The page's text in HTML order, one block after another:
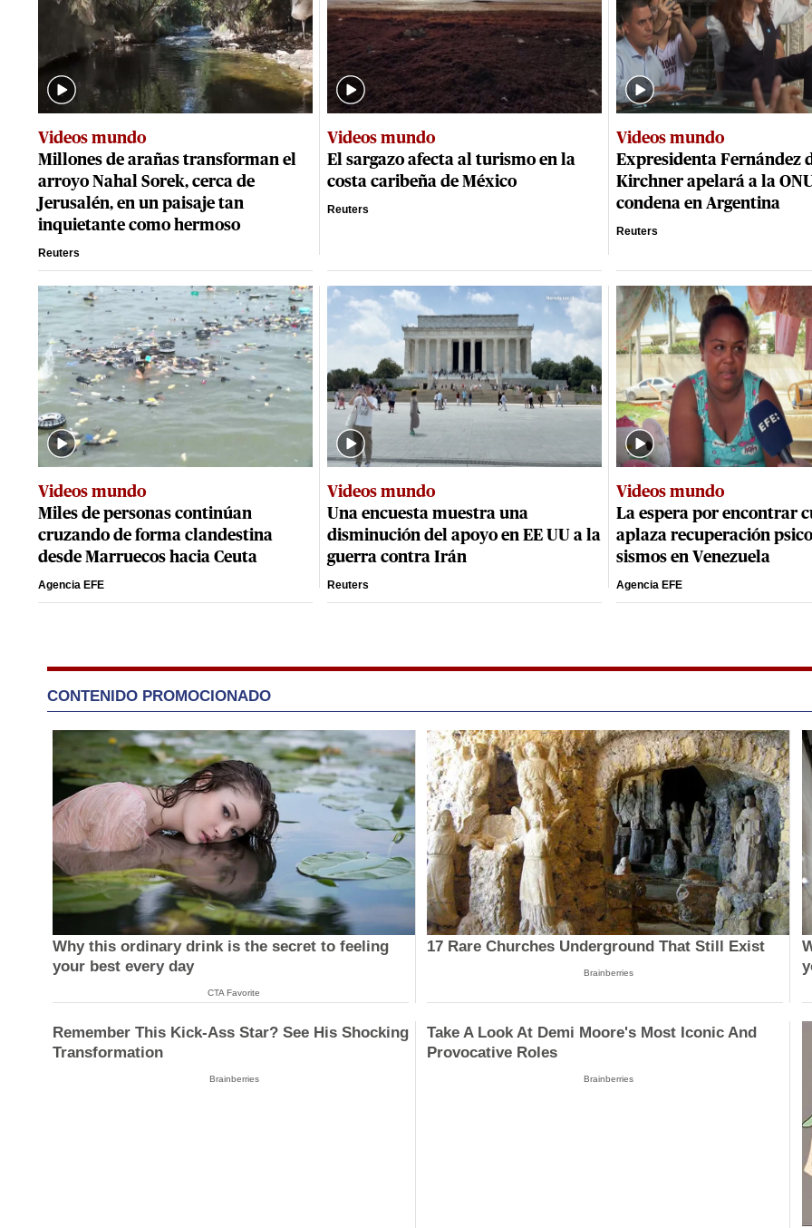
Videos mundo
Millones de arañas transforman el
arroyo Nahal Sorek, cerca de
Jerusalén, en un paisaje tan
inquietante como hermoso
Reuters
Videos mundo
El sargazo afecta al turismo en la
costa caribeña de México
Reuters
Videos mundo
Expresidenta Fernández
Kirchner apelará a la
condena en Argentina
Reuters
Videos mundo
Miles de personas continúan
cruzando de forma clandestina
desde Marruecos hacia Ceuta
Agencia EFE
Videos mundo
Una encuesta muestra una
disminución del apoyo en EE UU a la
guerra contra Irán
Reuters
Videos mundo
La espera por encontrar
aplaza recuperación
sismos en Venezuela
Agencia EFE
CONTENIDO PROMOCIONADO
Why this ordinary drink is the secret to feeling
your best every day
CTA Favorite
17 Rare Churches Underground That Still Exist
Brainberries
Remember This Kick-Ass Star? See His Shocking
Transformation
Brainberries
Take A Look At Demi Moore's Most Iconic And
Provocative Roles
Brainberries